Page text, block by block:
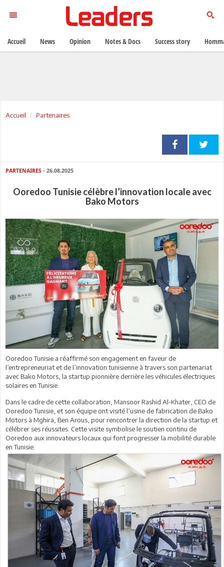
Accueil Partenaires
PARTENAIRES - 26.08.2025
Ooredoo Tunisie célèbre l’innovation locale avec
Bako Motors
Ooredoo Tunisie a réaffirmé son engagement en faveur de
l’entrepreneuriat et de l’innovation tunisienne à travers son partenariat
avec Bako Motors, la startup pionnière derrière les véhicules électriques
solaires en Tunisie.
Dans le cadre de cette collaboration, Mansoor Rashid Al-Khater, CEO de
Ooredoo Tunisie, et son équipe ont visité l’usine de fabrication de Bako
Motors à Mghira, Ben Arous, pour rencontrer la direction de la startup et
célébrer ses réussites. Cette visite symbolise le soutien continu de
Ooredoo aux innovateurs locaux qui font progresser la mobilité durable
en Tunisie.
Accueil News Opinion Notes & Docs Success story